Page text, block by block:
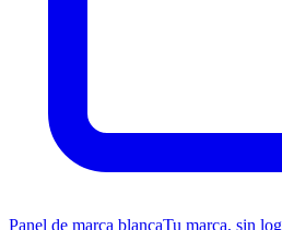
Panel de marca blancaTu marca, sin